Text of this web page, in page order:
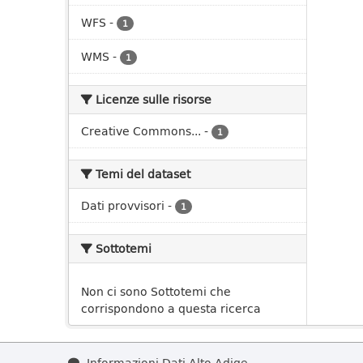
WFS - 1
WMS - 1
Licenze sulle risorse
Creative Commons... - 1
Temi del dataset
Dati provvisori - 1
Sottotemi
Non ci sono Sottotemi che
corrispondono a questa ricerca